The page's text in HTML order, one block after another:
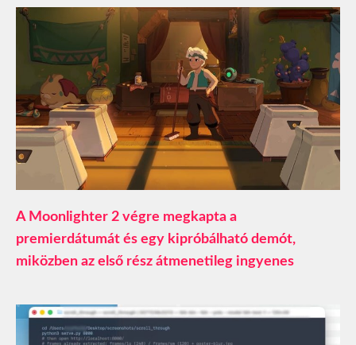
A Moonlighter 2 végre megkapta a
premierdátumát és egy kipróbálható demót,
miközben az első rész átmenetileg ingyenes